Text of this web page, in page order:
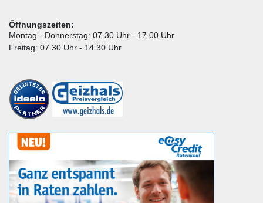
Öffnungszeiten:
Montag - Donnerstag: 07.30 Uhr - 17.00 Uhr
Freitag: 07.30 Uhr - 14.30 Uhr